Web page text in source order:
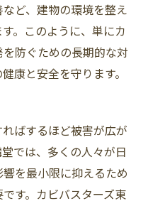
ど、建物の環境を整え
。このように、単にカ
防ぐための長期的な対
康と安全を守ります。
ばするほど被害が広が
では、多くの人々が日
を最小限に抑えるため
す。カビバスターズ東